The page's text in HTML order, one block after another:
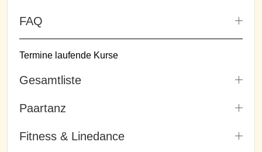
FAQ
Termine laufende Kurse
Gesamtliste
Paartanz
Fitness & Linedance